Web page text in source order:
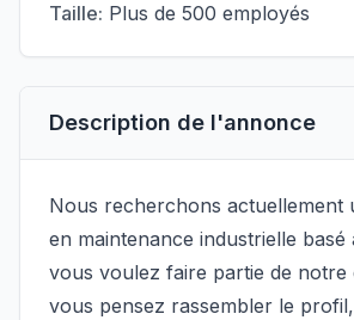
Taille: Plus de 500 employés
Description de l'annonce
Nous recherchons actuellement
en maintenance industrielle basé
vous voulez faire partie de notre
vous pensez rassembler le